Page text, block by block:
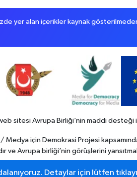
yer alan içerikler kaynak gösterilmeden
sitesi Avrupa Birliği’nin maddi desteği
için Demokrasi Projesi
ve Avrupa birliği’nin görüşlerini
Detaylar için lütfen